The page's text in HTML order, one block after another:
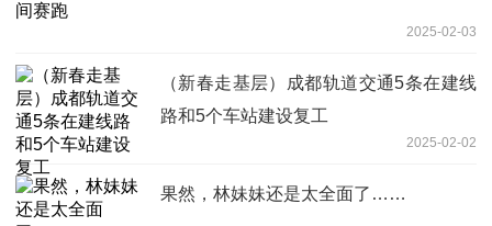
2025-02-03
（新春走基层）成都轨道交通5条在建线
路和5个车站建设复工
2025-02-02
果然，林妹妹还是太全面了……